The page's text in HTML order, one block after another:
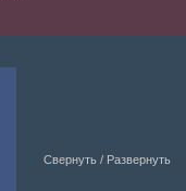
Свернуть / Развернуть